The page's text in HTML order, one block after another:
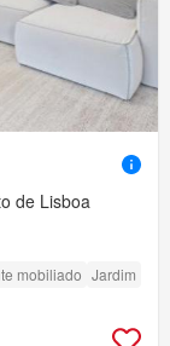
de Lisboa
mobiliado Jardim